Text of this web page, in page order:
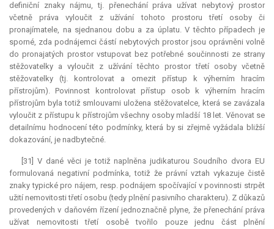
definiční znaky nájmu, tj. přenechání práva užívat nebytový prostor
včetně práva vyloučit z užívání tohoto prostoru třetí osoby či
pronajímatele, na sjednanou dobu a za úplatu. V těchto případech je
sporné, zda podnájemci částí nebytových prostor jsou oprávněni volně
do pronajatých prostor vstupovat bez potřebné součinnosti ze strany
stěžovatelky a vyloučit z užívání těchto prostor třetí osoby včetně
stěžovatelky (tj. kontrolovat a omezit přístup k výherním hracím
přístrojům). Povinnost kontrolovat přístup osob k výherním hracím
přístrojům byla totiž smlouvami uložena stěžovatelce, která se zavázala
vyloučit z přístupu k přístrojům všechny osoby mladší 18 let. Věnovat se
detailnímu hodnocení této podmínky, která by si zřejmě vyžádala bližší
dokazování, je nadbytečné.
[31] V dané věci je totiž naplněna judikaturou Soudního dvora EU
formulovaná negativní podmínka, totiž že právní vztah vykazuje čistě
znaky typické pro nájem, resp. podnájem spočívající v povinnosti strpět
užití nemovitosti třetí osobu (tedy plnění pasivního charakteru). Z důkazů
provedených v daňovém řízení jednoznačně plyne, že přenechání práva
užívat nemovitosti třetí osobě tvořilo pouze jednu část plnění